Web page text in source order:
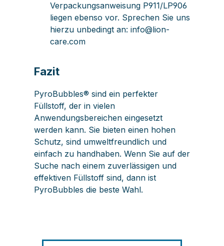
Verpackungsanweisung P911/LP906
liegen ebenso vor. Sprechen Sie uns
hierzu unbedingt an: info@lion-
care.com
Fazit
PyroBubbles® sind ein perfekter
Füllstoff, der in vielen
Anwendungsbereichen eingesetzt
werden kann. Sie bieten einen hohen
Schutz, sind umweltfreundlich und
einfach zu handhaben. Wenn Sie auf der
Suche nach einem zuverlässigen und
effektiven Füllstoff sind, dann ist
PyroBubbles die beste Wahl.